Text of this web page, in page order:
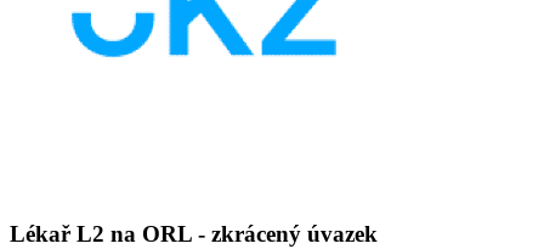
Lékař L2 na ORL - zkrácený úvazek